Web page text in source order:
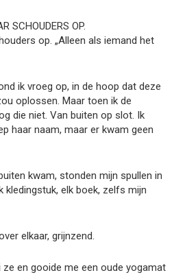
SCHOUDERS OP.
op. „Alleen als iemand het
ik vroeg op, in de hoop dat deze
oplossen. Maar toen ik de
die niet. Van buiten op slot. Ik
haar naam, maar er kwam geen
kwam, stonden mijn spullen in
kledingstuk, elk boek, zelfs mijn
elkaar, grijnzend.
ze en gooide me een oude yogamat